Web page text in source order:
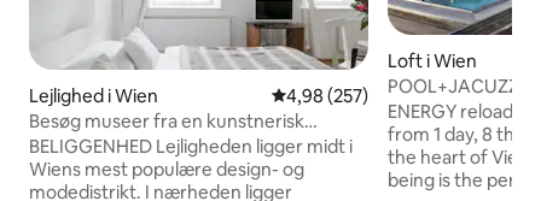
Lejlighed i Wien 4,98 ud af 5 i gennemsnitlig
4,98 (257)
Besøg museer fra en kunstnerisk
lejlighed i Design District
BELIGGENHED Lejligheden ligger midt i
Wiens mest populære design- og
modedistrikt. I nærheden ligger
Loft i Wien
Only 4 ur
ENERGY reload!
from 1 day, 8 th
the heart of
being is the